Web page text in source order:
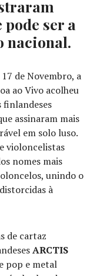
ser a
nacional.
de Novembro, a
ao Vivo acolheu
finlandeses
assinaram mais
em solo luso.
violoncelistas
nomes mais
unindo o
à
de cartaz
ARCTIS
pop e metal